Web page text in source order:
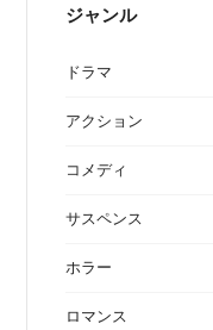
ジャンル
ドラマ
アクション
コメディ
サスペンス
ホラー
ロマンス